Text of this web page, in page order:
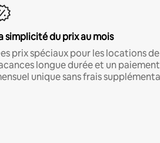
simplicité du prix au mois
prix spéciaux pour les locations de
longue durée et un paiement
unique sans frais